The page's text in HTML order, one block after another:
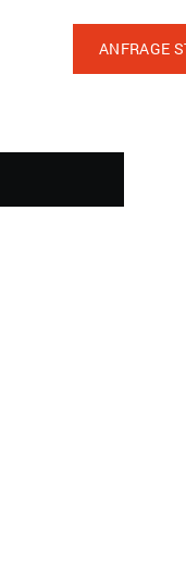
ANFRAGE